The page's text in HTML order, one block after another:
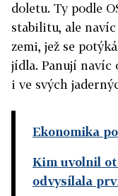
doletu. Ty podle
stabilitu, ale
zemi, jež se
jídla. Panují navíc
i ve svých
Ekonomika
Kim uvolnil
odvysílala